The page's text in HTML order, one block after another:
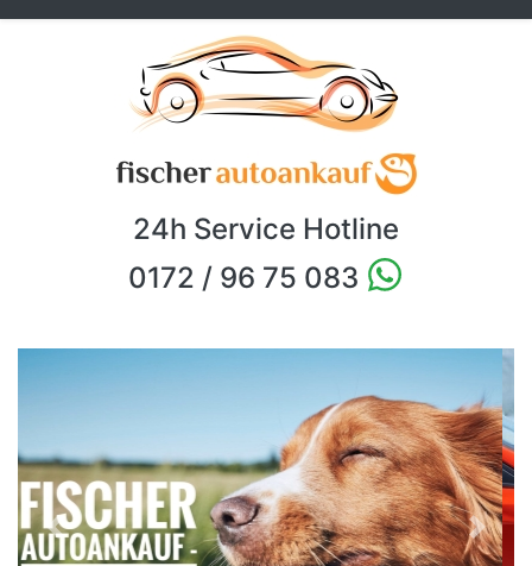
24h Service Hotline
0172 / 96 75 083
Previous Next